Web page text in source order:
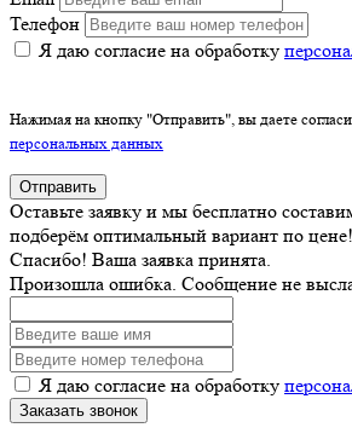
Телефон
Я даю согласие на обработку
Нажимая на кнопку "Отправить", вы даете
персональных данных
Отправить
Оставьте заявку и мы бесплатно
подберём оптимальный вариант по цене!
Спасибо! Ваша заявка принята.
Произошла ошибка. Сообщение не
Я даю согласие на обработку
Заказать звонок